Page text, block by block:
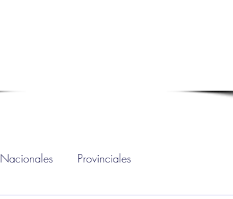
Nacionales Provinciales